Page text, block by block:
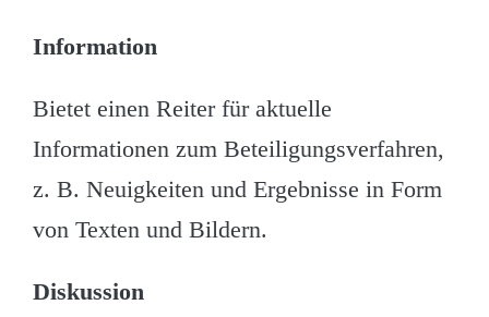
Information
Bietet einen Reiter für aktuelle
Informationen zum Beteiligungsverfahren,
z. B. Neuigkeiten und Ergebnisse in Form
von Texten und Bildern.
Diskussion